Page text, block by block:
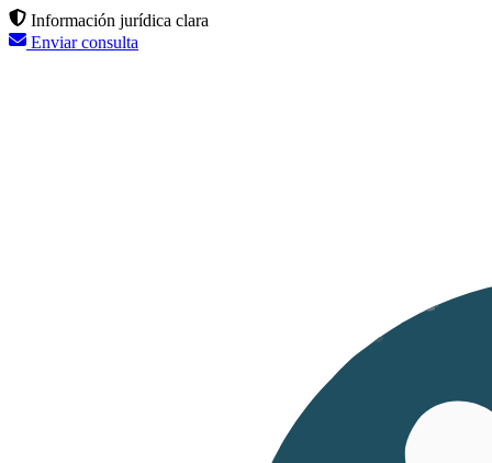
Información jurídica clara
Enviar consulta